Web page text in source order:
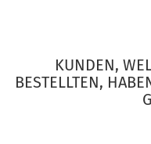
KUNDEN,
BESTELLTEN,